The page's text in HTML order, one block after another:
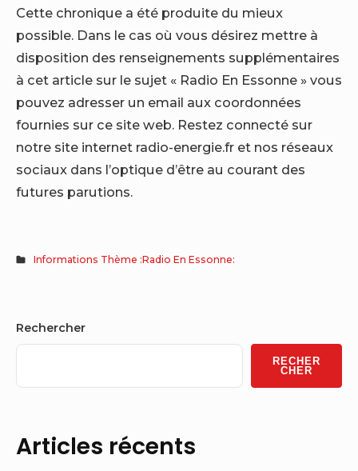
Cette chronique a été produite du mieux
possible. Dans le cas où vous désirez mettre à
disposition des renseignements supplémentaires
à cet article sur le sujet « Radio En Essonne » vous
pouvez adresser un email aux coordonnées
fournies sur ce site web. Restez connecté sur
notre site internet radio-energie.fr et nos réseaux
sociaux dans l’optique d’être au courant des
futures parutions.
Informations Thème :Radio En Essonne:
Sidebar
Widget
Area
Rechercher
RECHER
CHER
Articles récents